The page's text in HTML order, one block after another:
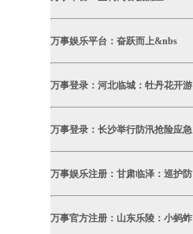
万事娱乐平台：奋跃而上&nbs
万事登录：河北临城：牡丹花开游
万事登录：长沙举行防汛抢险应急
万事娱乐注册：甘肃临泽：巡护防
万事官方注册：山东乐陵：小蚂蚱